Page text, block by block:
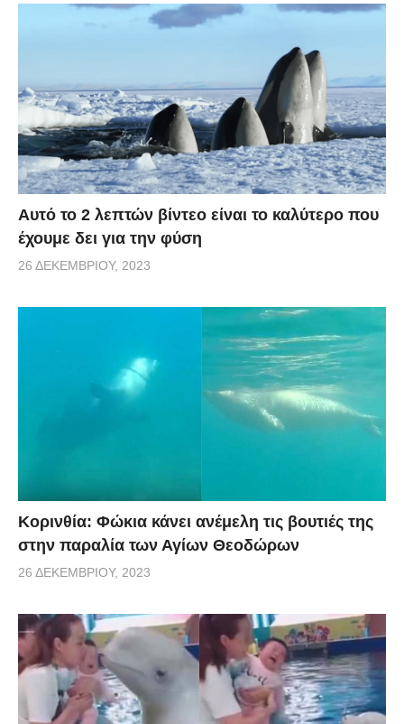
Αυτό το 2 λεπτών βίντεο είναι το καλύτερο που
έχουμε δει για την φύση
26 ΔΕΚΕΜΒΡΊΟΥ, 2023
Κορινθία: Φώκια κάνει ανέμελη τις βουτιές της
στην παραλία των Αγίων Θεοδώρων
26 ΔΕΚΕΜΒΡΊΟΥ, 2023